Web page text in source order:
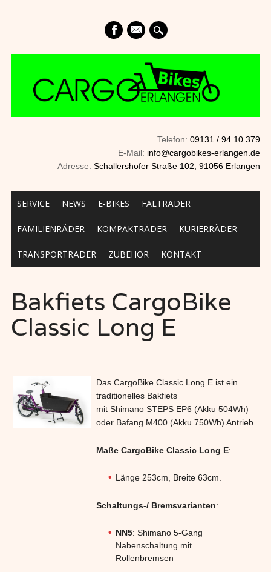
mail
Telefon:09131 / 94 10 379
E-Mail: info@cargobikes-erlangen.de
Adresse:Schallershofer Straße 102, 91056 Erlangen
Main menu
SERVICE NEWS E-BIKES FALTRÄDER
FAMILIENRÄDER KOMPAKTRÄDER KURIERRÄDER
TRANSPORTRÄDER ZUBEHÖR KONTAKT
Bakfiets CargoBike
Classic Long E
Das CargoBike Classic Long E ist ein
traditionelles Bakfiets
mit Shimano STEPS EP6 (Akku 504Wh)
oder Bafang M400 (Akku 750Wh) Antrieb.
Maße CargoBike Classic Long E:
Länge 253cm, Breite 63cm.
Schaltungs-/ Bremsvarianten:
NN5: Shimano 5-Gang
Nabenschaltung mit
Rollenbremsen